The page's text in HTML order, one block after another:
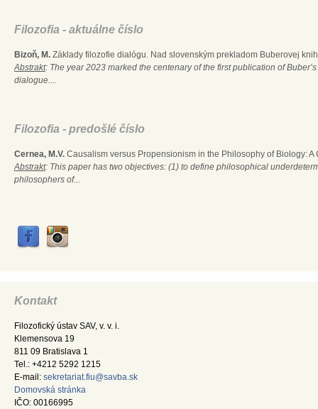
Filozofia - aktuálne číslo
Bizoň, M. Základy filozofie dialógu. Nad slovenským prekladom Buberovej
Abstrakt: The year 2023 marked the centenary of the first publication of
dialogue....
Filozofia - predošlé číslo
Cernea, M.V. Causalism versus Propensionism in the Philosophy of Biology:
Abstrakt: This paper has two objectives: (1) to define philosophical
philosophers of...
Kontakt
Filozofický ústav SAV, v. v. i.
Klemensova 19
811 09 Bratislava 1
Tel.: +4212 5292 1215
E-mail: sekretariat.fiu@savba.sk
Domovská stránka
IČO: 00166995